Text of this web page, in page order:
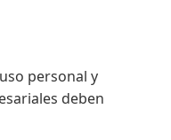
personal y
deben